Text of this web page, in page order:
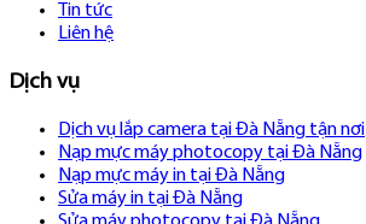
Tin tức
Liên hệ
Dịch vụ
Dịch vụ lắp camera tại Đà Nẵng tận nơi
Nạp mực máy photocopy tại Đà Nẵng
Nạp mực máy in tại Đà Nẵng
Sửa máy in tại Đà Nẵng